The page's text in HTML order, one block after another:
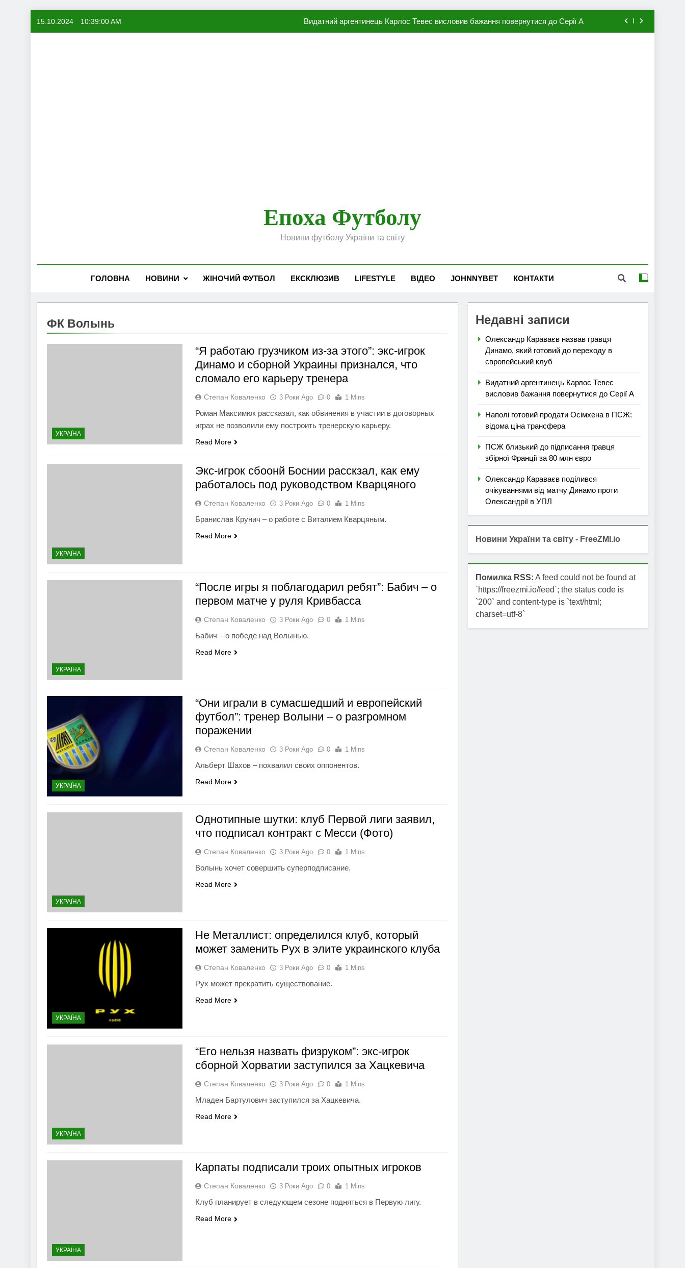
15.10.2024 10:39:01 AM Видатний аргентинець Карлос Тевес висловив бажання повернутися до Серії А
Епоха Футболу
Новини футболу України та світу
ГОЛОВНА НОВИНИ ЖІНОЧИЙ ФУТБОЛ ЕКСКЛЮЗИВ LIFESTYLE ВІДЕО JOHNNYBET КОНТАКТИ
ФК Волынь
УКРАЇНА
“Я работаю грузчиком из-за этого”: экс-игрок
Динамо и сборной Украины признался, что
сломало его карьеру тренера
Степан Коваленко 3 Роки Ago 0 1 Mins
Роман Максимюк рассказал, как обвинения в участии в договорных
играх не позволили ему построить тренерскую карьеру.
Read More
УКРАЇНА
Экс-игрок сбоонй Боснии расскзал, как ему
работалось под руководством Кварцяного
Степан Коваленко 3 Роки Ago 0 1 Mins
Бранислав Крунич – о работе с Виталием Кварцяным.
Read More
УКРАЇНА
“После игры я поблагодарил ребят”: Бабич – о
первом матче у руля Кривбасса
Степан Коваленко 3 Роки Ago 0 1 Mins
Бабич – о победе над Волынью.
Read More
УКРАЇНА
“Они играли в сумасшедший и европейский
футбол”: тренер Волыни – о разгромном
поражении
Степан Коваленко 3 Роки Ago 0 1 Mins
Альберт Шахов – похвалил своих оппонентов.
Read More
УКРАЇНА
Однотипные шутки: клуб Первой лиги заявил,
что подписал контракт с Месси (Фото)
Степан Коваленко 3 Роки Ago 0 1 Mins
Волынь хочет совершить суперподписание.
Read More
УКРАЇНА
Не Металлист: определился клуб, который
может заменить Рух в элите украинского клуба
Степан Коваленко 3 Роки Ago 0 1 Mins
Рух может прекратить существование.
Read More
УКРАЇНА
“Его нельзя назвать физруком”: экс-игрок
сборной Хорватии заступился за Хацкевича
Степан Коваленко 3 Роки Ago 0 1 Mins
Младен Бартулович заступился за Хацкевича.
Read More
УКРАЇНА
Карпаты подписали троих опытных игроков
Степан Коваленко 3 Роки Ago 0 1 Mins
Клуб планирует в следующем сезоне подняться в Первую лигу.
Read More
Недавні записи
Олександр Караваєв назвав гравця
Динамо, який готовий до переходу в
європейський клуб
Видатний аргентинець Карлос Тевес
висловив бажання повернутися до Серії А
Наполі готовий продати Осімхена в ПСЖ:
відома ціна трансфера
ПСЖ близький до підписання гравця
збірної Франції за 80 млн євро
Олександр Караваєв поділився
очікуваннями від матчу Динамо проти
Олександрії в УПЛ
Новини України та світу - FreeZMI.io
Помилка RSS: A feed could not be found at
`https://freezmi.io/feed`; the status code is
`200` and content-type is `text/html;
charset=utf-8`